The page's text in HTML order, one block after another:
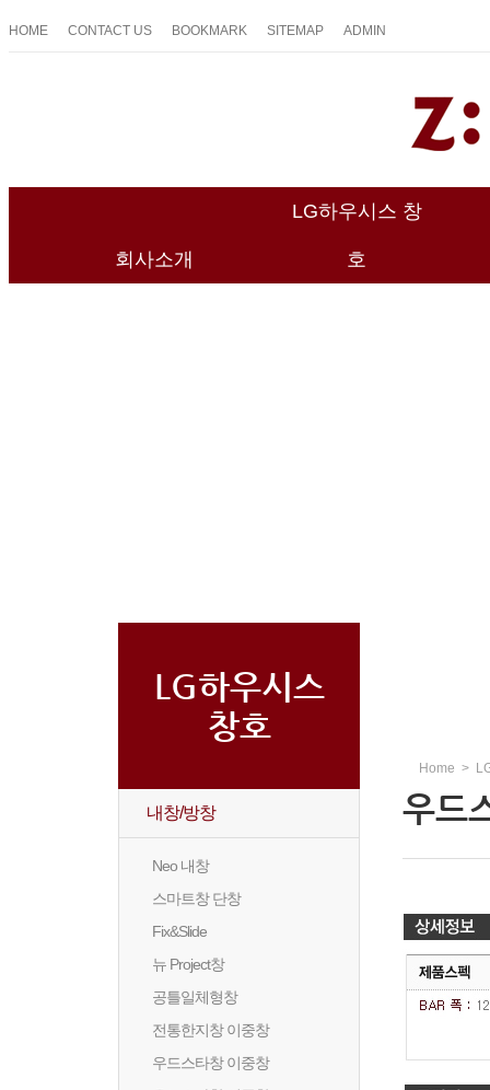
HOME CONTACT US BOOKMARK SITEMAP ADMIN
회사소개
LG하우시스 창
호
LG하우시스
창호
내창/방창
Neo 내창
스마트창 단창
Fix&Slide
뉴 Project창
공틀일체형창
전통한지창 이중창
우드스타창 이중창
우드
Home >